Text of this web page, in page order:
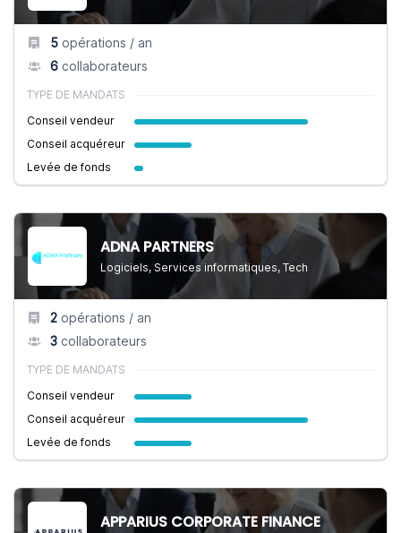
5 opérations / an
6 collaborateurs
TYPE DE MANDATS
Conseil vendeur
Conseil acquéreur
Levée de fonds
ADNA PARTNERS
Logiciels, Services informatiques, Tech
2 opérations / an
3 collaborateurs
TYPE DE MANDATS
Conseil vendeur
Conseil acquéreur
Levée de fonds
APPARIUS CORPORATE FINANCE